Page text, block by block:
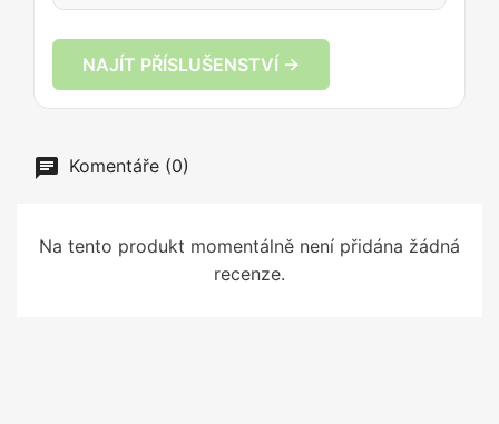
NAJÍT PŘÍSLUŠENSTVÍ →
Komentáře (0)
Na tento produkt momentálně není přidána žádná
recenze.